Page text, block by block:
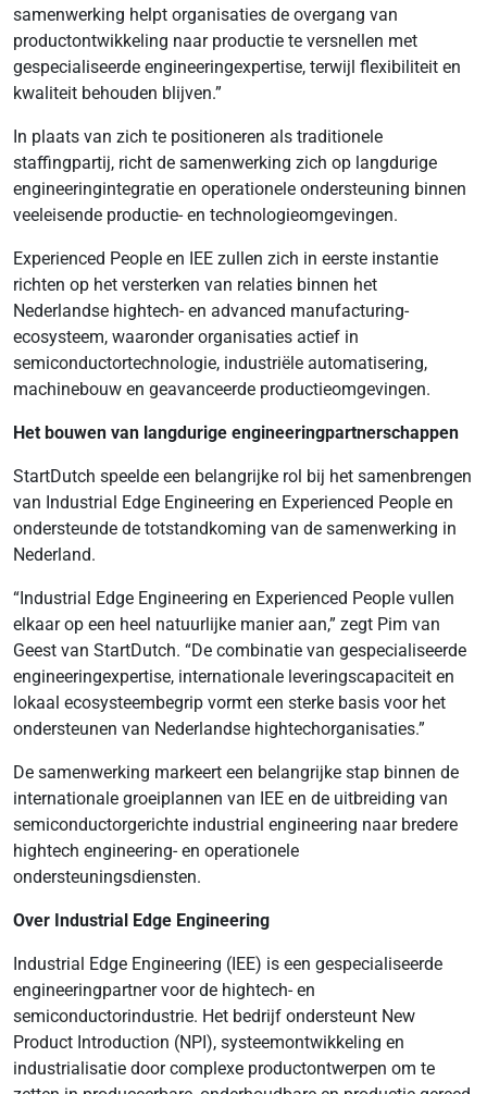
samenwerking helpt organisaties de overgang van
productontwikkeling naar productie te versnellen met
gespecialiseerde engineeringexpertise, terwijl flexibiliteit en
kwaliteit behouden blijven.”
In plaats van zich te positioneren als traditionele
staffingpartij, richt de samenwerking zich op langdurige
engineeringintegratie en operationele ondersteuning binnen
veeleisende productie- en technologieomgevingen.
Experienced People en IEE zullen zich in eerste instantie
richten op het versterken van relaties binnen het
Nederlandse hightech- en advanced manufacturing-
ecosysteem, waaronder organisaties actief in
semiconductortechnologie, industriële automatisering,
machinebouw en geavanceerde productieomgevingen.
Het bouwen van langdurige engineeringpartnerschappen
StartDutch speelde een belangrijke rol bij het samenbrengen
van Industrial Edge Engineering en Experienced People en
ondersteunde de totstandkoming van de samenwerking in
Nederland.
“Industrial Edge Engineering en Experienced People vullen
elkaar op een heel natuurlijke manier aan,” zegt Pim van
Geest van StartDutch. “De combinatie van gespecialiseerde
engineeringexpertise, internationale leveringscapaciteit en
lokaal ecosysteembegrip vormt een sterke basis voor het
ondersteunen van Nederlandse hightechorganisaties.”
De samenwerking markeert een belangrijke stap binnen de
internationale groeiplannen van IEE en de uitbreiding van
semiconductorgerichte industrial engineering naar bredere
hightech engineering- en operationele
ondersteuningsdiensten.
Over Industrial Edge Engineering
Industrial Edge Engineering (IEE) is een gespecialiseerde
engineeringpartner voor de hightech- en
semiconductorindustrie. Het bedrijf ondersteunt New
Product Introduction (NPI), systeemontwikkeling en
industrialisatie door complexe productontwerpen om te